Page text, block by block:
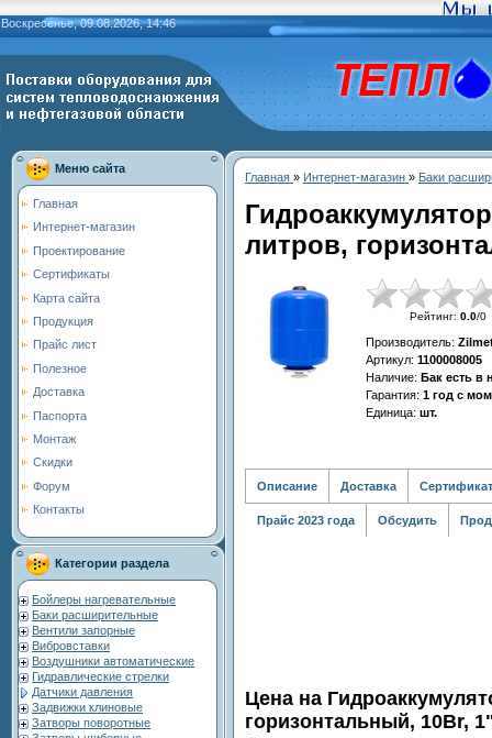
Воскресенье, 09.08.2026, 14:46
Меню сайта
Главная
Интернет-магазин
Проектирование
Сертификаты
Карта сайта
Продукция
Прайс лист
Полезное
Доставка
Паспорта
Монтаж
Скидки
Форум
Контакты
Категории раздела
Бойлеры нагревательные
Баки расширительные
Вентили запорные
Вибровставки
Воздушники автоматические
Гидравлические стрелки
Датчики давления
Задвижки клиновые
Затворы поворотные
Главная » Интернет-магазин » Баки
литров,
Рейтинг: 0.0/0
Производитель:
Артикул: 1100008005
Наличие: Бак есть в
Гарантия: 1 год с
Единица: шт.
Описание Доставка Сертификат
Прайс 2023 года Обсудить
Цена на
горизонтальный, 10Br,